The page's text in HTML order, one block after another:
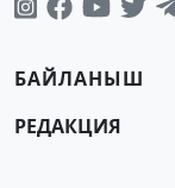
БАЙЛАНЫШ
РЕДАКЦИЯ